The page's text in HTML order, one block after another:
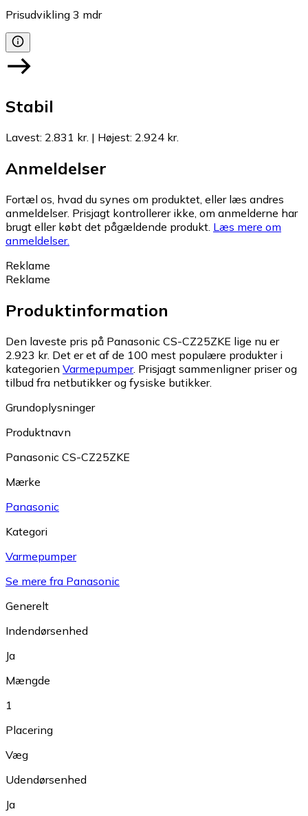
Prisudvikling 3 mdr
Stabil
Lavest: 2.831 kr. | Højest: 2.924 kr.
Anmeldelser
Fortæl os, hvad du synes om produktet, eller læs andres
anmeldelser. Prisjagt kontrollerer ikke, om anmelderne har
brugt eller købt det pågældende produkt. Læs mere om
anmeldelser.
Reklame
Reklame
Produktinformation
Den laveste pris på Panasonic CS-CZ25ZKE lige nu er
2.923 kr. Det er et af de 100 mest populære produkter i
kategorien Varmepumper. Prisjagt sammenligner priser og
tilbud fra netbutikker og fysiske butikker.
Grundoplysninger
Produktnavn
Panasonic CS-CZ25ZKE
Mærke
Panasonic
Kategori
Varmepumper
Se mere fra Panasonic
Generelt
Indendørsenhed
Ja
Mængde
1
Placering
Væg
Udendørsenhed
Ja